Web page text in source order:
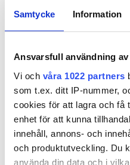
Samtycke Information
Ansvarsfull användning
Vi och våra 1022 partners
som t.ex. ditt IP-nummer,
cookies för att lagra och få
enhet för att kunna
innehåll, annons- och
och produktutveckling. Du
använda din data och i
Elfelskalendern
lucka 24:
”Vattensäkrad
installation”